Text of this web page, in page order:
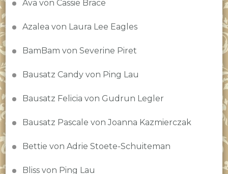
Ava von Cassie Brace
Azalea von Laura Lee Eagles
BamBam von Severine Piret
Bausatz Candy von Ping Lau
Bausatz Felicia von Gudrun Legler
Bausatz Pascale von Joanna Kazmierczak
Bettie von Adrie Stoete-Schuiteman
Bliss von Ping Lau